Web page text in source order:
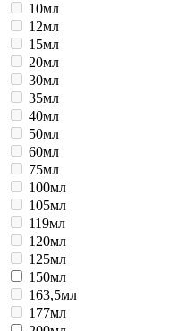
10мл
12мл
15мл
20мл
30мл
35мл
40мл
50мл
60мл
75мл
100мл
105мл
119мл
120мл
125мл
150мл
163,5мл
177мл